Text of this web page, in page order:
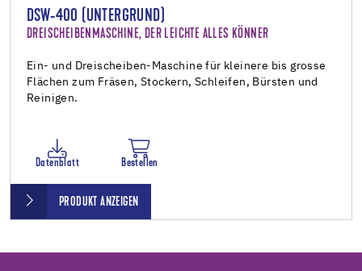
DSW-400 (UNTERGRUND)
DREISCHEIBENMASCHINE, DER LEICHTE ALLES KÖNNER
Ein- und Dreischeiben-Maschine für kleinere bis grosse
Flächen zum Fräsen, Stockern, Schleifen, Bürsten und
Reinigen.
Datenblatt Bestellen
PRODUKT ANZEIGEN